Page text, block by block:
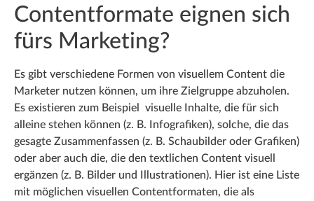
Contentformate eignen sich
fürs Marketing?
Es gibt verschiedene Formen von visuellem Content die
Marketer nutzen können, um ihre Zielgruppe abzuholen.
Es existieren zum Beispiel visuelle Inhalte, die für sich
alleine stehen können (z. B. Infografiken), solche, die das
gesagte Zusammenfassen (z. B. Schaubilder oder Grafiken)
oder aber auch die, die den textlichen Content visuell
ergänzen (z. B. Bilder und Illustrationen). Hier ist eine Liste
mit möglichen visuellen Contentformaten, die als